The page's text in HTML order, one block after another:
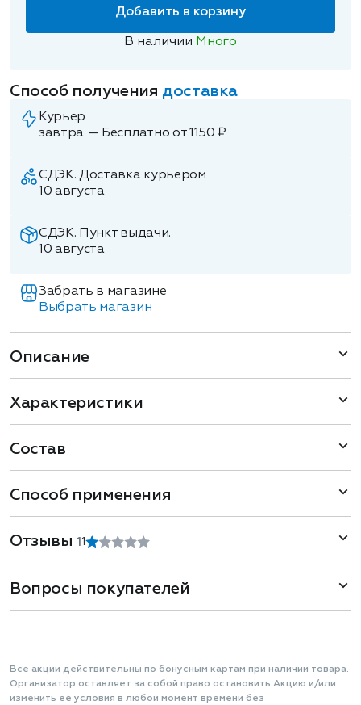
Добавить в корзину
В наличии Много
Способ получения доставка
Курьер
завтра — Бесплатно от 1150 ₽
СДЭК. Доставка курьером
10 августа
СДЭК. Пункт выдачи.
10 августа
Забрать в магазине
Выбрать магазин
Описание
Характеристики
Состав
Способ применения
Отзывы1 1
Вопросы покупателей
Все акции действительны по бонусным картам при наличии товара.
Организатор оставляет за собой право остановить Акцию и/или
изменить её условия в любой момент времени без